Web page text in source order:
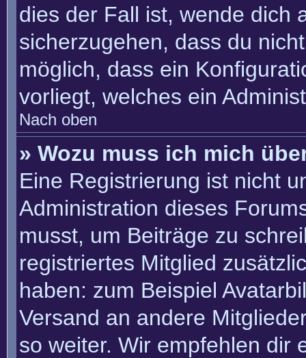
dies der Fall ist, wende dich
sicherzugehen, dass du
möglich, dass ein
vorliegt, welches ein
Nach oben
» Wozu muss ich mich
Eine Registrierung ist nicht
Administration dieses
musst, um Beiträge zu
registriertes Mitglied
haben: zum Beispiel
Versand an andere
so weiter. Wir empfehlen dir